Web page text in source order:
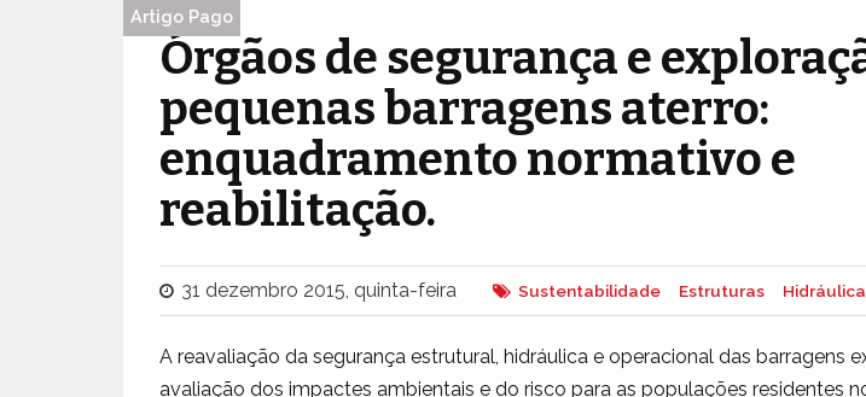
Órgãos de segurança e
pequenas barragens aterro:
enquadramento normativo e
reabilitação.
Artigo Pago
31 dezembro 2015, quinta-feira Sustentabilidade Estruturas Hidráulica
A reavaliação da segurança estrutural, hidráulica e operacional das barragens
avaliação dos impactes ambientais e do risco para as populações residentes